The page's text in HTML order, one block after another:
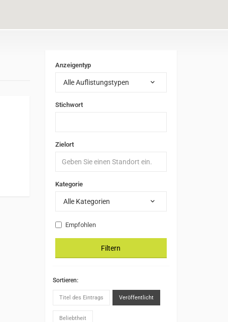
Anzeigentyp
Alle Auflistungstypen
Stichwort
Zielort
Kategorie
Alle Kategorien
Empfohlen
Filtern
Sortieren:
Titel des Eintrags Veröffentlicht
Beliebtheit